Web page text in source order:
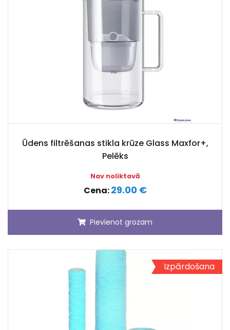
Ūdens filtrēšanas stikla krūze Glass Maxfor+,
Pelēks
Nav noliktavā
Cena:29.00 €
Pievienot grozam
Izpārdošana